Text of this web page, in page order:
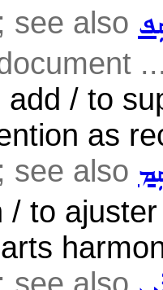
see also
add / to
as
see also
/ to